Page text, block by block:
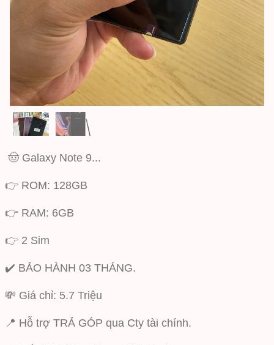
🤠 Galaxy Note 9...
👉 ROM: 128GB
👉 RAM: 6GB
👉 2 Sim
✔️ BẢO HÀNH 03 THÁNG.
💸 Giá chỉ: 5.7 Triệu
📍 Hỗ trợ TRẢ GÓP qua Cty tài chính.